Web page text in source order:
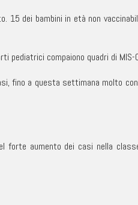
dei bambini in età non
pediatrici compaiono quadri di
fino a questa settimana molto
forte aumento dei casi nella